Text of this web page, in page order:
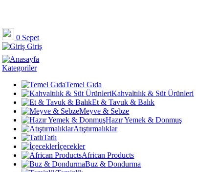
0 Sepet
Giriş
Kategoriler
Temel Gıda
Kahvaltılık & Süt Ürünleri
Et & Tavuk & Balık
Meyve & Sebze
Hazır Yemek & Donmuş
Atıştırmalıklar
Tatlı
İçecekler
African Products
Buz & Dondurma